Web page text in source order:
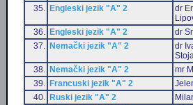
35.
Engleski jezik "A" 2
dr
36.
Engleski jezik "A" 2
dr
37.
Nemački jezik "A" 2
dr
38.
Nemački jezik "A" 2
mr
39.
Francuski jezik "A" 2
40.
Ruski jezik "A" 2